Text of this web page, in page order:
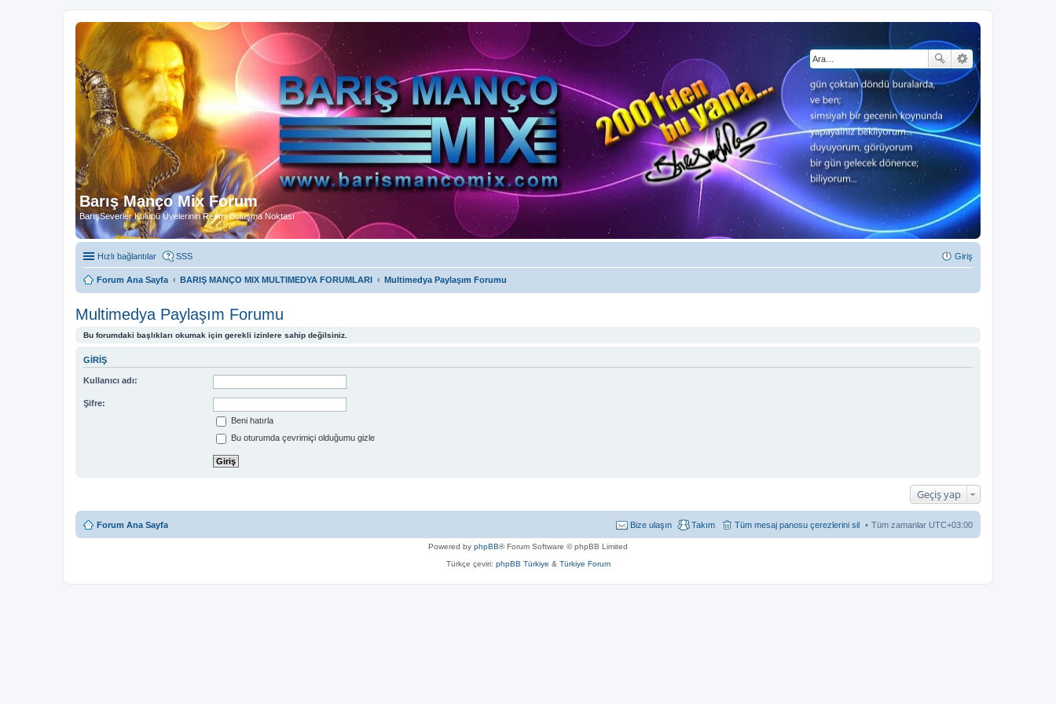
Barış Manço Mix Forum
BarışSeverler Kulübü Üyelerinin Resmi Buluşma Noktası
Hızlı bağlantılar SSS Giriş
Forum Ana Sayfa BARIŞ MANÇO MIX MULTIMEDYA FORUMLARI Multimedya Paylaşım Forumu
Multimedya Paylaşım Forumu
Bu forumdaki başlıkları okumak için gerekli izinlere sahip değilsiniz.
GIRIŞ
Kullanıcı adı:
Şifre:
Beni hatırla
Bu oturumda çevrimiçi olduğumu gizle
Geçiş yap
Forum Ana Sayfa Tüm zamanlar UTC+03:00
Tüm mesaj panosu çerezlerini sil
Takım
Bize ulaşın
Powered by phpBB® Forum Software © phpBB Limited
Türkçe çeviri: phpBB Türkiye & Türkiye Forum